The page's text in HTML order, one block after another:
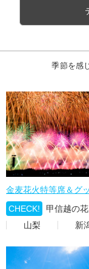
季節を感
金麦花火特等席＆グ
CHECK!
甲信越の
山梨
新